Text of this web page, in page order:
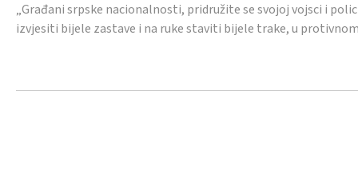
„Građani srpske nacionalnosti, pridružite se svojoj vojsci i
izvjesiti bijele zastave i na ruke staviti bijele trake, u